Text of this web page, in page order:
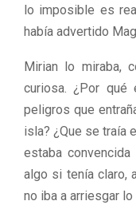
lo imposible es
había advertido
Mirian lo miraba,
curiosa. ¿Por
peligros que
isla? ¿Que se traía
estaba
algo si tenía claro,
no iba a arriesgar